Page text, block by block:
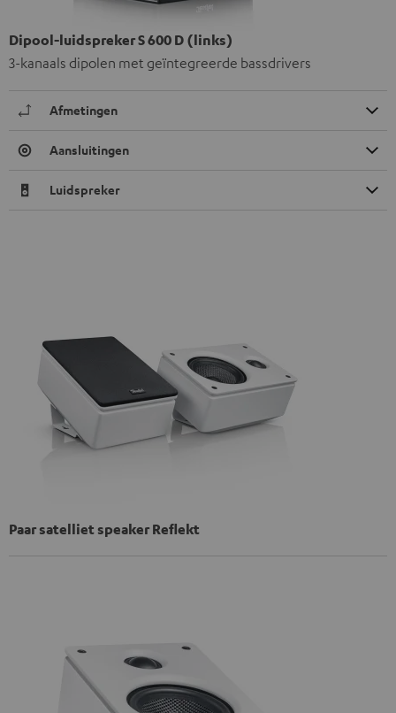
Dipool-luidspreker S 600 D (links)
3-kanaals dipolen met geïntegreerde bassdrivers
Afmetingen
Aansluitingen
Luidspreker
Paar satelliet speaker Reflekt